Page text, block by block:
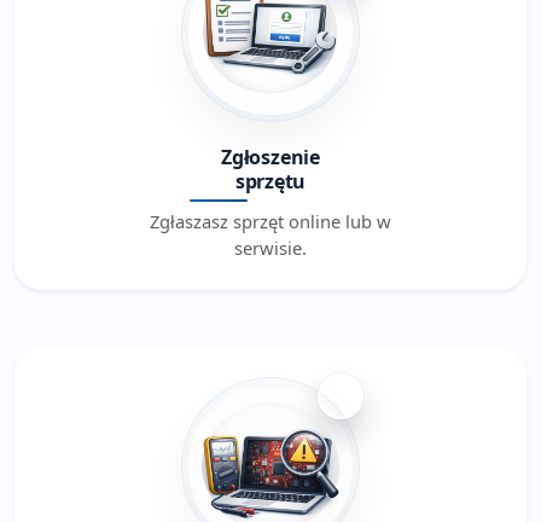
Zgłoszenie
sprzętu
Zgłaszasz sprzęt online lub w
serwisie.